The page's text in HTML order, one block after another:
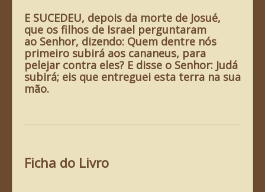
E SUCEDEU, depois da morte de Josué,
que os filhos de Israel perguntaram
ao Senhor, dizendo: Quem dentre nós
primeiro subirá aos cananeus, para
pelejar contra eles? E disse o Senhor: Judá
subirá; eis que entreguei esta terra na sua
mão.
Ficha do Livro